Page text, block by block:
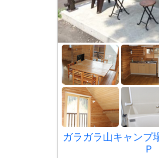
ガラガラ山キャンプ
Ｐ